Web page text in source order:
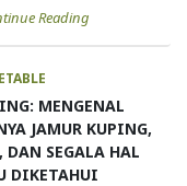
Reading
MENGENAL
JAMUR KUPING,
DAN SEGALA HAL
DIKETAHUI